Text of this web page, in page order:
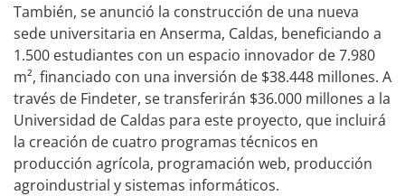
También, se anunció la construcción de una nueva
sede universitaria en Anserma, Caldas, beneficiando a
1.500 estudiantes con un espacio innovador de 7.980
m², financiado con una inversión de $38.448 millones. A
través de Findeter, se transferirán $36.000 millones a la
Universidad de Caldas para este proyecto, que incluirá
la creación de cuatro programas técnicos en
producción agrícola, programación web, producción
agroindustrial y sistemas informáticos.